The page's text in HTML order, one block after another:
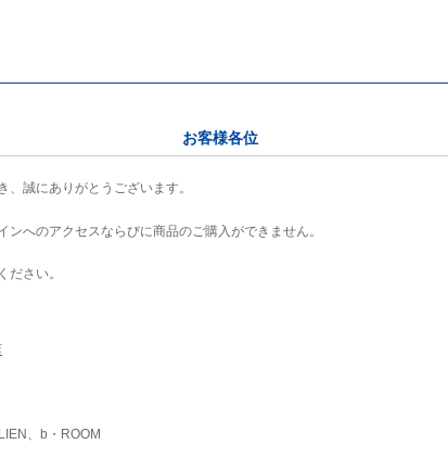
お客様各位
誠にありがとうございます。
へのアクセスならびに商品のご購入ができません。
ださい。
、b・ROOM